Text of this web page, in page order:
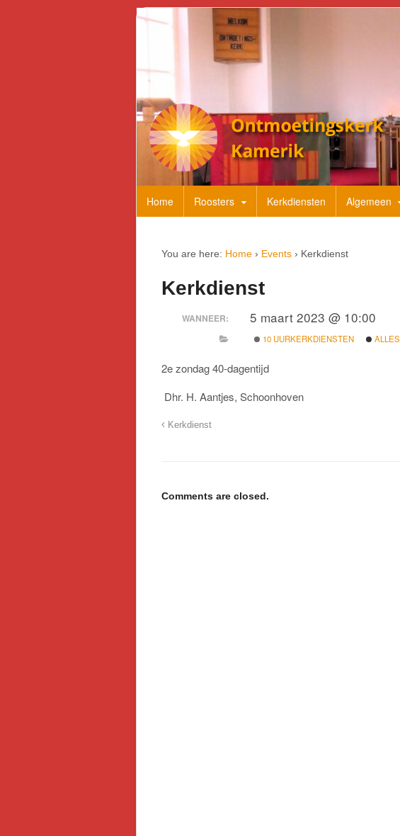
Home Roosters Kerkdiensten Algemeen
You are here: Home › Events › Kerkdienst
Kerkdienst
WANNEER: 5 maart 2023 @ 10:00
10 UURKERKDIENSTEN ALLES
2e zondag 40-dagentijd
Dhr. H. Aantjes, Schoonhoven
Kerkdienst
Comments are closed.